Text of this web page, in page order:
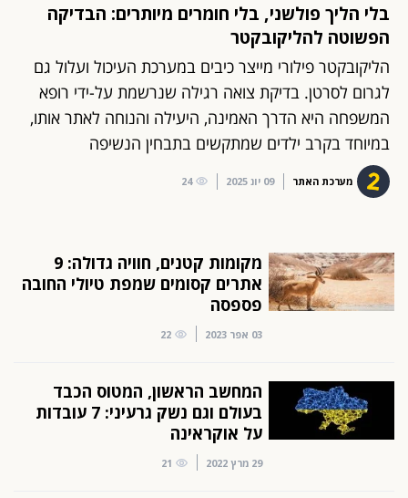
בלי הליך פולשני, בלי חומרים מיותרים: הבדיקה
הפשוטה להליקובקטר
הליקובקטר פילורי מייצר כיבים במערכת העיכול ועלול גם
לגרום לסרטן. בדיקת צואה רגילה שנרשמת על-ידי רופא
המשפחה היא הדרך האמינה, היעילה והנוחה לאתר אותו,
במיוחד בקרב ילדים שמתקשים בתבחין הנשיפה
מערכת האתר 09 יונ 2025 24
מקומות קטנים, חוויה גדולה: 9
אתרים קסומים שמפת טיולי החובה
פספסה
03 אפר 2023 22
המחשב הראשון, המטוס הכבד
בעולם וגם נשק גרעיני: 7 עובדות
על אוקראינה
29 מרץ 2022 21